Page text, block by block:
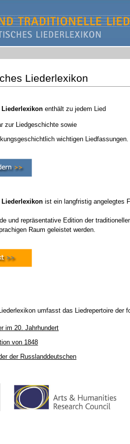
Liederlexikon
enthält zu jedem Lied
zur Liedgeschichte sowie
wichtigen Liedfassungen.
ist ein langfristig angelegtes
und repräsentative Edition der
Raum geleistet werden.
umfasst das Liedrepertoire der
im 20. Jahrhundert
von 1848
der Russlanddeutschen